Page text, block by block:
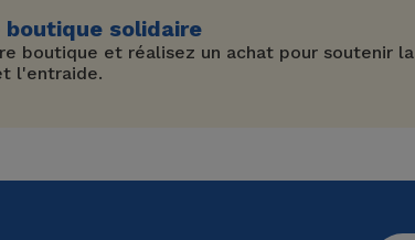
boutique solidaire
boutique et réalisez un achat pour soutenir la
l'entraide.